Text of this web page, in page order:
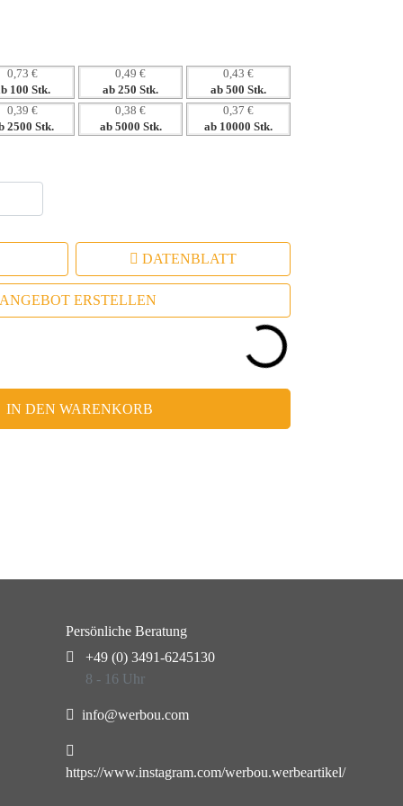
0,73 €
100 Stk.
0,49 €
ab 250 Stk.
0,43 €
ab 500 Stk.
0,39 €
2500 Stk.
0,38 €
ab 5000 Stk.
0,37 €
ab 10000 Stk.
DATENBLATT
ANGEBOT ERSTELLEN
IN DEN WARENKORB
Persönliche Beratung
+49 (0) 3491-6245130
8 - 16 Uhr
info@werbou.com
https://www.instagram.com/werbou.werbeartikel/